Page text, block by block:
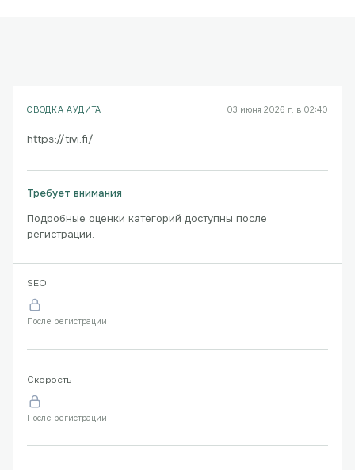
СВОДКА АУДИТА 03 июня 2026 г. в 02:40
https://tivi.fi/
Требует внимания
Подробные оценки категорий доступны после
регистрации.
SEO
После регистрации
Скорость
После регистрации